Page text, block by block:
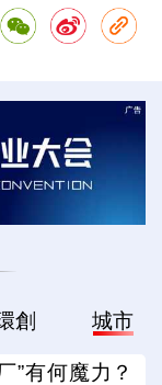
創 城市
”有何魔力？